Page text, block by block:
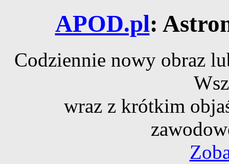
APOD.pl:
Codziennie nowy obraz
wraz z krótkim